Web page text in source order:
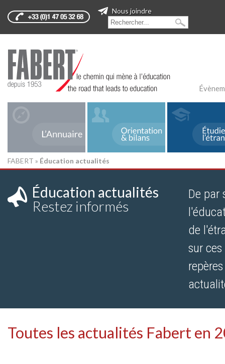
Nous joindre
FABERT » Éducation actualités
Éducation actualités
Restez informés
De par
de
sur
Toutes les actualités Fabert en